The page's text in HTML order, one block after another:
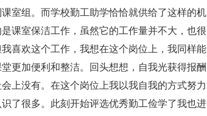
室组。而学校勤工助学恰恰就供给了这样的机
课室保洁工作，虽然它的工作量并不大，也很
喜欢这个工作，我想在这个岗位上，我同样能
更加便利和整洁。回头想想，自我光获得报酬
上没有。在这个岗位上我以我自我的方式努力
了很多。此刻开始评选优秀勤工俭学了我也进